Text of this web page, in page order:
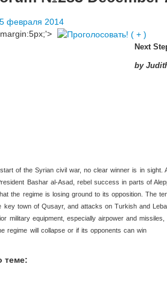
февраля 2014
Next
by
of the Syrian civil war, no clear winneris in sight.
Bashar al-Asad, rebel success in partsof
the regime is losing ground to its opposition. The
key town of Qusayr, and attacks on Turkish and
military equipment, especially airpower and
regime will collapse or if its opponents can win
теме: